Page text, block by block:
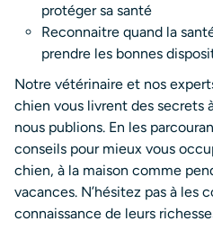
protéger sa santé
Reconnaitre quand la
prendre les bonnes
Notre vétérinaire et nos
chien vous livrent des secrets
nous publions. En les
conseils pour mieux vous
chien, à la maison comme
vacances. N’hésitez pas à les
connaissance de leurs